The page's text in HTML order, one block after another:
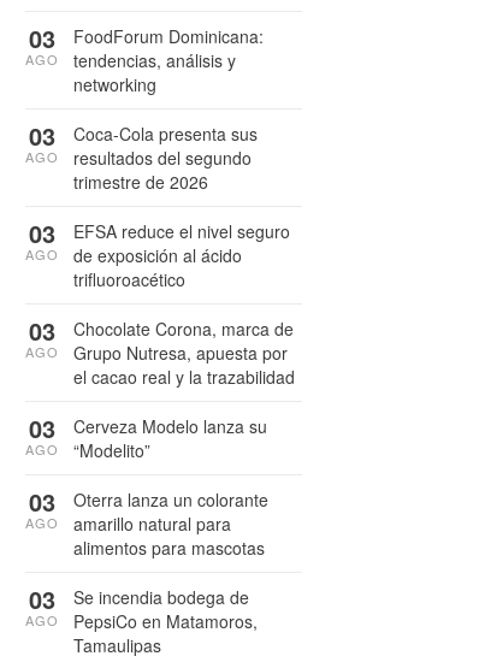
FoodForum Dominicana:
tendencias, análisis y
networking
03
AGO
Coca-Cola presenta sus
resultados del segundo
trimestre de 2026
03
AGO
EFSA reduce el nivel seguro
de exposición al ácido
trifluoroacético
03
AGO
Chocolate Corona, marca de
Grupo Nutresa, apuesta por
el cacao real y la trazabilidad
03
AGO
Cerveza Modelo lanza su
“Modelito”
03
AGO
Oterra lanza un colorante
amarillo natural para
alimentos para mascotas
03
AGO
Se incendia bodega de
PepsiCo en Matamoros,
Tamaulipas
03
AGO